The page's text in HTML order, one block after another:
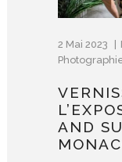
2 Mai 2023
AND